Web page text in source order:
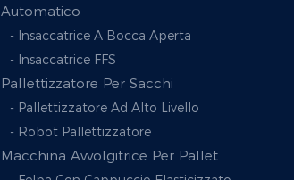
Automatico
- Insaccatrice A Bocca Aperta
- Insaccatrice FFS
Pallettizzatore Per Sacchi
- Pallettizzatore Ad Alto Livello
- Robot Pallettizzatore
Macchina Avvolgitrice Per Pallet